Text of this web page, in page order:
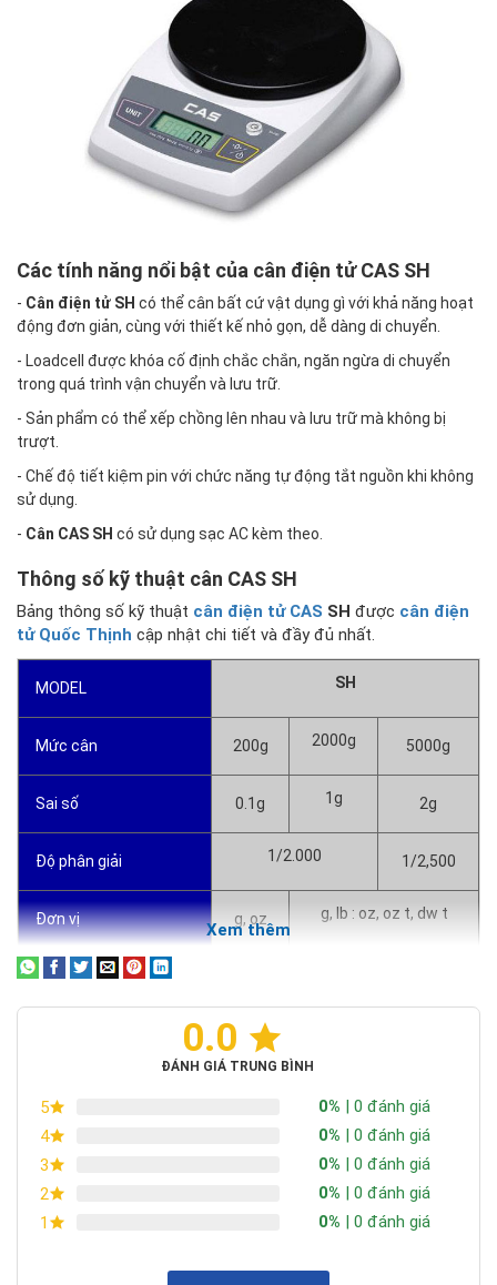
Các tính năng nổi bật của cân điện tử CAS SH
- Cân điện tử SH có thể cân bất cứ vật dụng gì với khả năng hoạt
động đơn giản, cùng với thiết kế nhỏ gọn, dễ dàng di chuyển.
- Loadcell được khóa cố định chắc chắn, ngăn ngừa di chuyển
trong quá trình vận chuyển và lưu trữ.
- Sản phẩm có thể xếp chồng lên nhau và lưu trữ mà không bị
trượt.
- Chế độ tiết kiệm pin với chức năng tự động tắt nguồn khi không
sử dụng.
- Cân CAS SH có sử dụng sạc AC kèm theo.
Thông số kỹ thuật cân CAS SH
Bảng thông số kỹ thuật cân điện tử CAS SH được cân điện
tử Quốc Thịnh cập nhật chi tiết và đầy đủ nhất.
MODEL SH
Mức cân 200g 2000g 5000g
Sai số 0.1g 1g 2g
Độ phân giải 1/2.000 1/2,500
Đơn vị g, oz g, lb : oz, oz t, dw t
Màn hình hiển thị
300 giờ
Ø130/Pan Size: 120
Xem thêm
0.0
ĐÁNH GIÁ TRUNG BÌNH
5 0% | 0 đánh giá
4
0% | 0 đánh giá
3
0% | 0 đánh giá
2
0% | 0 đánh giá
1
0% | 0 đánh giá